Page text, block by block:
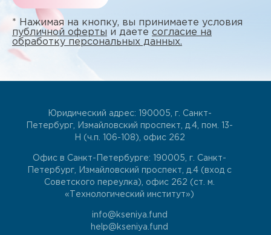
* Нажимая на кнопку, вы принимаете условия
публичной оферты и даете согласие на
обработку персональных данных.
Юридический адрес: 190005, г. Санкт-
Петербург, Измайловский проспект, д.4, пом. 13-
Н (ч.п. 106-108), офис 262
Офис в Санкт-Петербурге: 190005, г. Санкт-
Петербург, Измайловский проспект, д.4 (вход с
Советского переулка), офис 262 (ст. м.
«Технологический институт»)
info@kseniya.fund
help@kseniya.fund